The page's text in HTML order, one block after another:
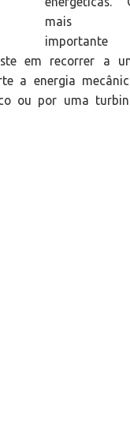
mais
importante
em recorrer a
a energia
ou por uma